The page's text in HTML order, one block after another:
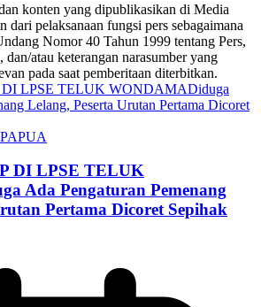
konten yang dipublikasikan di Media
dari pelaksanaan fungsi pers sebagaimana
Nomor 40 Tahun 1999 tentang Pers,
dan/atau keterangan narasumber yang
pada saat pemberitaan diterbitkan.
PAPUA
DI LPSE TELUK
Ada Pengaturan Pemenang
Pertama Dicoret Sepihak